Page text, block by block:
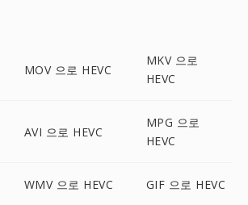
MOV 으로 HEVC
MKV 으로
HEVC
AVI 으로 HEVC
MPG 으로
HEVC
WMV 으로 HEVC GIF 으로 HEVC